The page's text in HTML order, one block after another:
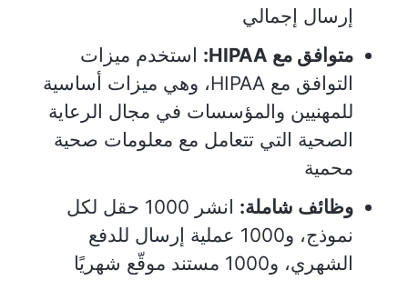
إرسال إجمالي
متوافق مع HIPAA:
استخدم ميزات
التوافق مع HIPAA، وهي ميزات أساسية
للمهنيين والمؤسسات في مجال الرعاية
الصحية التي تتعامل مع معلومات صحية
محمية
وظائف شاملة:
انشر 1000 حقل لكل
نموذج، و1000 عملية إرسال للدفع
الشهري، و1000 مستند موقّع شهريًا